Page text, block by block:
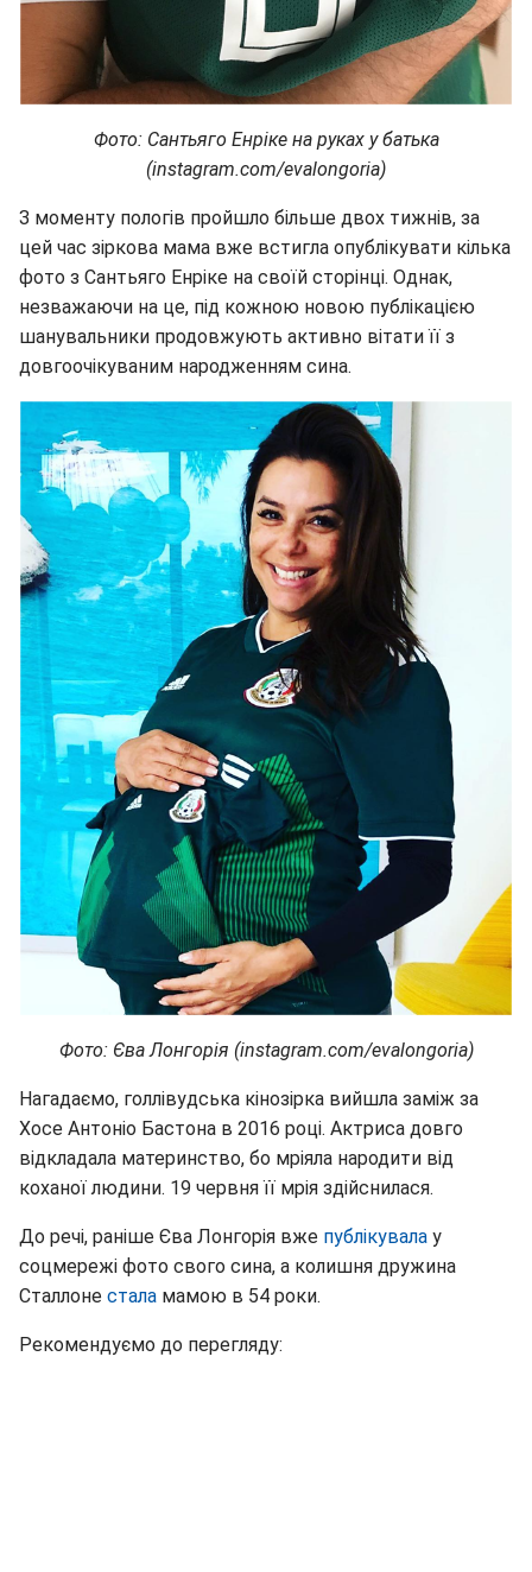
Фото: Сантьяго Енріке на руках у батька
(instagram.com/evalongoria)
З моменту пологів пройшло більше двох тижнів, за
цей час зіркова мама вже встигла опублікувати кілька
фото з Сантьяго Енріке на своїй сторінці. Однак,
незважаючи на це, під кожною новою публікацією
шанувальники продовжують активно вітати її з
довгоочікуваним народженням сина.
Фото: Єва Лонгорія (instagram.com/evalongoria)
Нагадаємо, голлівудська кінозірка вийшла заміж за
Хосе Антоніо Бастона в 2016 році. Актриса довго
відкладала материнство, бо мріяла народити від
коханої людини. 19 червня її мрія здійснилася.
До речі, раніше Єва Лонгорія вже публікувала у
соцмережі фото свого сина, а колишня дружина
Сталлоне стала мамою в 54 роки.
Рекомендуємо до перегляду: